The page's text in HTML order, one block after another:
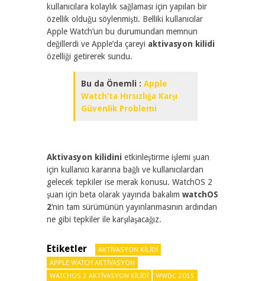
kullanıcılara kolaylık sağlaması için yapılan bir
özellik olduğu söylenmişti. Belliki kullanıcılar
Apple Watch’un bu durumundan memnun
değillerdi ve Apple’da çareyi aktivasyon kilidi
özelliği getirerek sundu.
Bu da Önemli : Apple
Watch’ta Hırsızlığa Karşı
Güvenlik Problemi
Aktivasyon kilidini etkinleştirme işlemi şuan
için kullanıcı kararına bağlı ve kullanıcılardan
gelecek tepkiler ise merak konusu. WatchOS 2
şuan için beta olarak yayında bakalım watchOS
2‘nin tam sürümünün yayınlanmasının ardından
ne gibi tepkiler ile karşılaşacağız.
Etiketler
AKTIVASYON KILIDI
APPLE WATCH AKTIVASYON
WATCHOS 2 AKTIVASYON KILIDI
WWDC 2015